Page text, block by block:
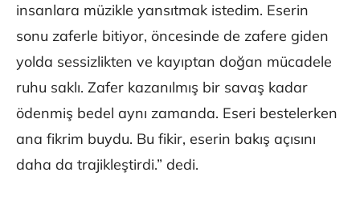
insanlara müzikle yansıtmak istedim. Eserin
sonu zaferle bitiyor, öncesinde de zafere giden
yolda sessizlikten ve kayıptan doğan mücadele
ruhu saklı. Zafer kazanılmış bir savaş kadar
ödenmiş bedel aynı zamanda. Eseri bestelerken
ana fikrim buydu. Bu fikir, eserin bakış açısını
daha da trajikleştirdi.” dedi.